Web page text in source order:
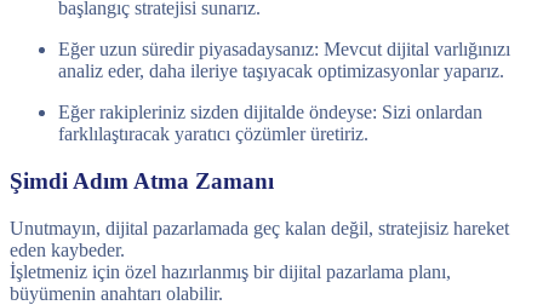
başlangıç stratejisi sunarız.
Eğer uzun süredir piyasadaysanız: Mevcut dijital varlığınızı
analiz eder, daha ileriye taşıyacak optimizasyonlar yaparız.
Eğer rakipleriniz sizden dijitalde öndeyse: Sizi onlardan
farklılaştıracak yaratıcı çözümler üretiriz.
Şimdi Adım Atma Zamanı
Unutmayın, dijital pazarlamada geç kalan değil, stratejisiz hareket
eden kaybeder.
İşletmeniz için özel hazırlanmış bir dijital pazarlama planı,
büyümenin anahtarı olabilir.